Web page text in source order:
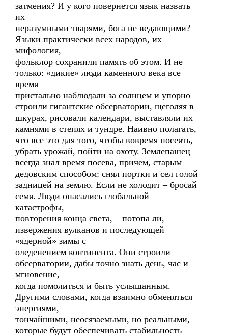
затмения? И у кого повернется язык назвать
их
неразумными тварями, бога не ведающими?
Языки практически всех народов, их
мифология,
фольклор сохранили память об этом. И не
только: «дикие» люди каменного века все
время
пристально наблюдали за солнцем и упорно
строили гигантские обсерватории, щеголяя в
шкурах, рисовали календари, выставляли их
камнями в степях и тундре. Наивно полагать,
что все это для того, чтобы вовремя посеять,
убрать урожай, пойти на охоту. Землепашец
всегда знал время посева, причем, старым
дедовским способом: снял портки и сел голой
задницей на землю. Если не холодит – бросай
семя. Люди опасались глобальной
катастрофы,
повторения конца света, – потопа ли,
извержения вулканов и последующей
«ядерной» зимы с
оледенением континента. Они строили
обсерватории, дабы точно знать день, час и
мгновение,
когда помолиться и быть услышанным.
Другими словами, когда взаимно обменяться
энергиями,
тончайшими, неосязаемыми, но реальными,
которые будут обеспечивать стабильность